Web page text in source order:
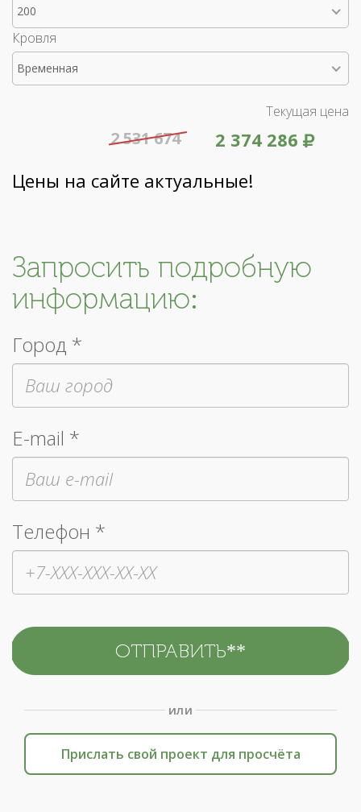
200
Кровля
Временная
Текущая цена
2 374 286
2 531 674
Цены на сайте актуальные!
Запросить подробную
информацию:
Город *
E-mail *
Телефон *
или
Прислать свой проект для просчёта